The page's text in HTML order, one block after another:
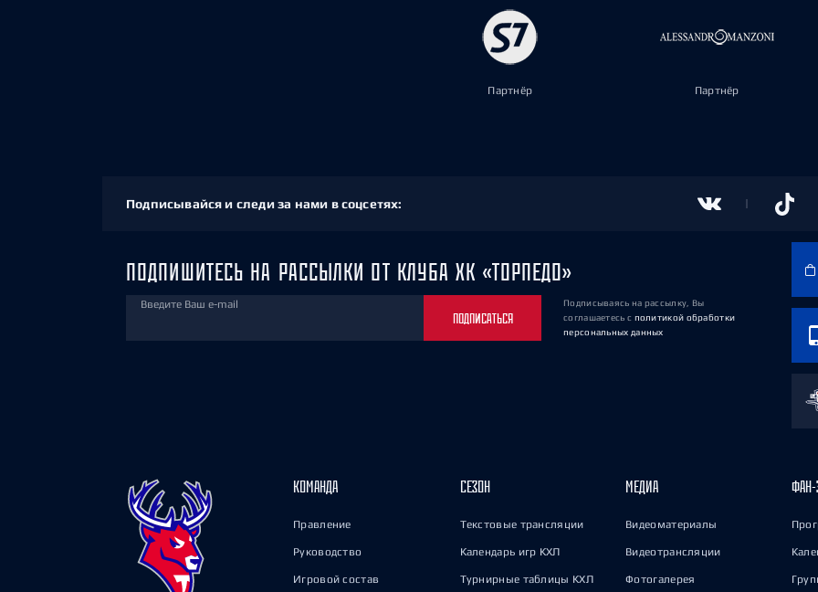
Партнёр Партнёр
Подписывайся и следи за нами в соцсетях:
ПОДПИШИТЕСЬ НА РАССЫЛКИ ОТ КЛУБА ХК «ТОРПЕДО»
Введите Ваш e-mail
ПОДПИСАТЬСЯ
Подписываясь на рассылку, Вы
соглашаетесь с политикой обработки
персональных данных
КОМАНДА
Правление
Руководство
Игровой состав
СЕЗОН
Текстовые трансляции
Календарь игр КХЛ
Турнирные таблицы КХЛ
МЕДИА
Видеоматериалы
Видеотрансляции
Фотогалерея
ФАН-